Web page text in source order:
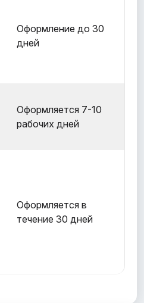
Оформление до 30
дней
Оформляется 7-10
рабочих дней
Оформляется в
течение 30 дней